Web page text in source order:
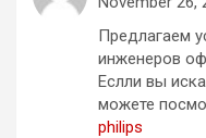
Предлагаем
инженеров
Еслли вы
можете
philips